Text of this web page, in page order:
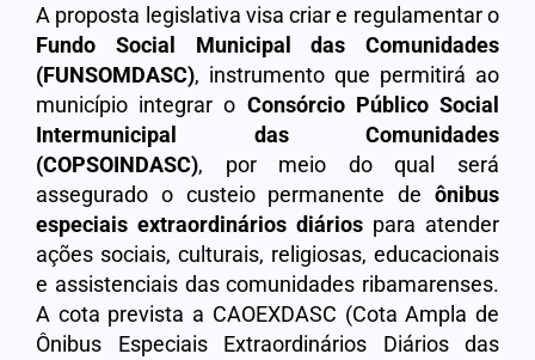
A proposta legislativa visa criar e regulamentar o
Fundo Social Municipal das Comunidades
(FUNSOMDASC), instrumento que permitirá ao
município integrar o Consórcio Público Social
Intermunicipal das Comunidades
(COPSOINDASC), por meio do qual será
assegurado o custeio permanente de ônibus
especiais extraordinários diários para atender
ações sociais, culturais, religiosas, educacionais
e assistenciais das comunidades ribamarenses.
A cota prevista a CAOEXDASC (Cota Ampla de
Ônibus Especiais Extraordinários Diários das